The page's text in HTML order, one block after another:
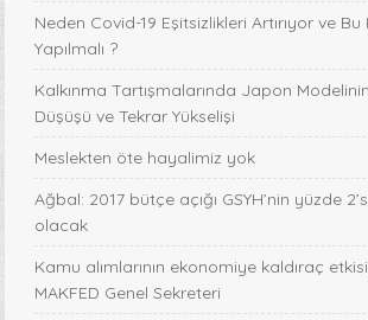
Neden Covid-19 Eşitsizlikleri Artırıyor ve
Yapılmalı ?
Kalkınma Tartışmalarında Japon
Düşüşü ve Tekrar Yükselişi
Meslekten öte hayalimiz yok
Ağbal: 2017 bütçe açığı GSYH’nin yüzde
olacak
Kamu alımlarının ekonomiye kaldıraç
MAKFED Genel Sekreteri